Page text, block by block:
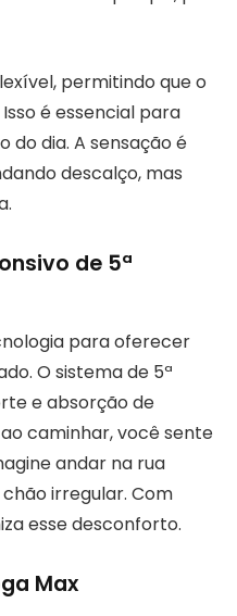
permitindo que o
é essencial para
dia. A sensação é
descalço, mas
de 5ª
para oferecer
O sistema de 5ª
e absorção de
caminhar, você sente
andar na rua
irregular. Com
esse desconforto.
Max